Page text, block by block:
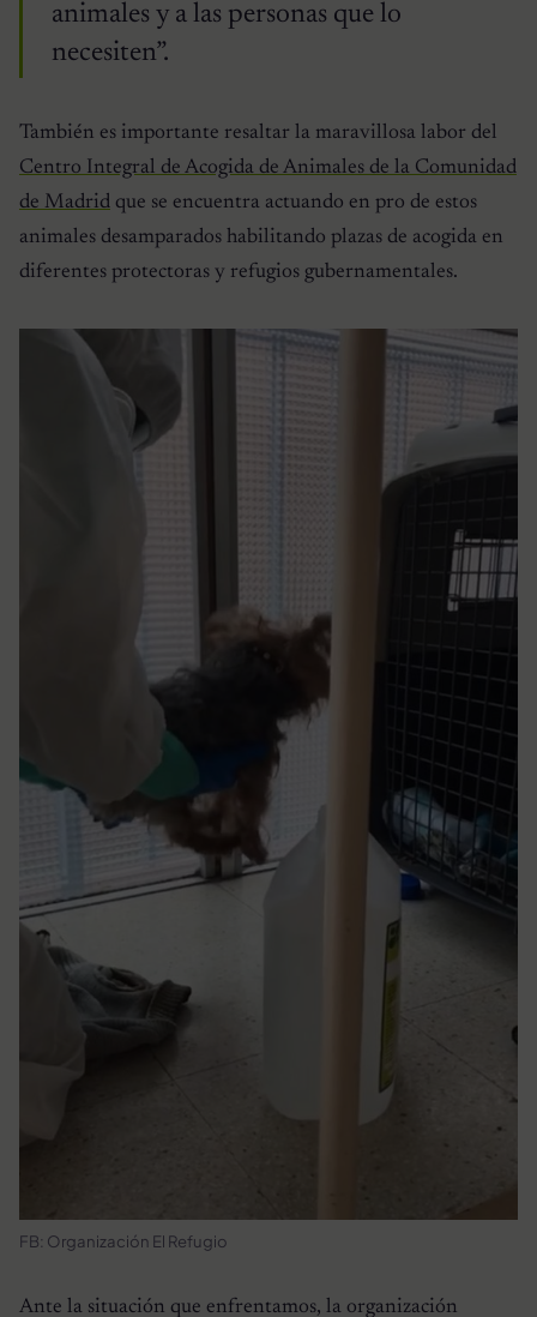
animales y a las personas que lo
necesiten”.
También es importante resaltar la maravillosa labor del
Centro Integral de Acogida de Animales de la Comunidad
de Madrid que se encuentra actuando en pro de estos
animales desamparados habilitando plazas de acogida en
diferentes protectoras y refugios gubernamentales.
FB: Organización El Refugio
Ante la situación que enfrentamos, la organización